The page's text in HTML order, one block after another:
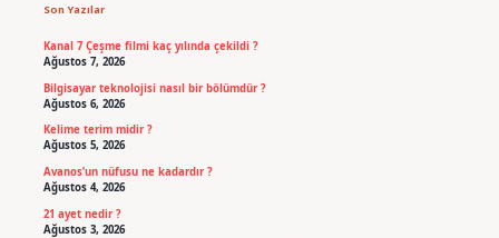
Son Yazılar
Kanal 7 Çeşme filmi kaç yılında çekildi ?
Ağustos 7, 2026
Bilgisayar teknolojisi nasıl bir bölümdür ?
Ağustos 6, 2026
Kelime terim midir ?
Ağustos 5, 2026
Avanos’un nüfusu ne kadardır ?
Ağustos 4, 2026
21 ayet nedir ?
Ağustos 3, 2026